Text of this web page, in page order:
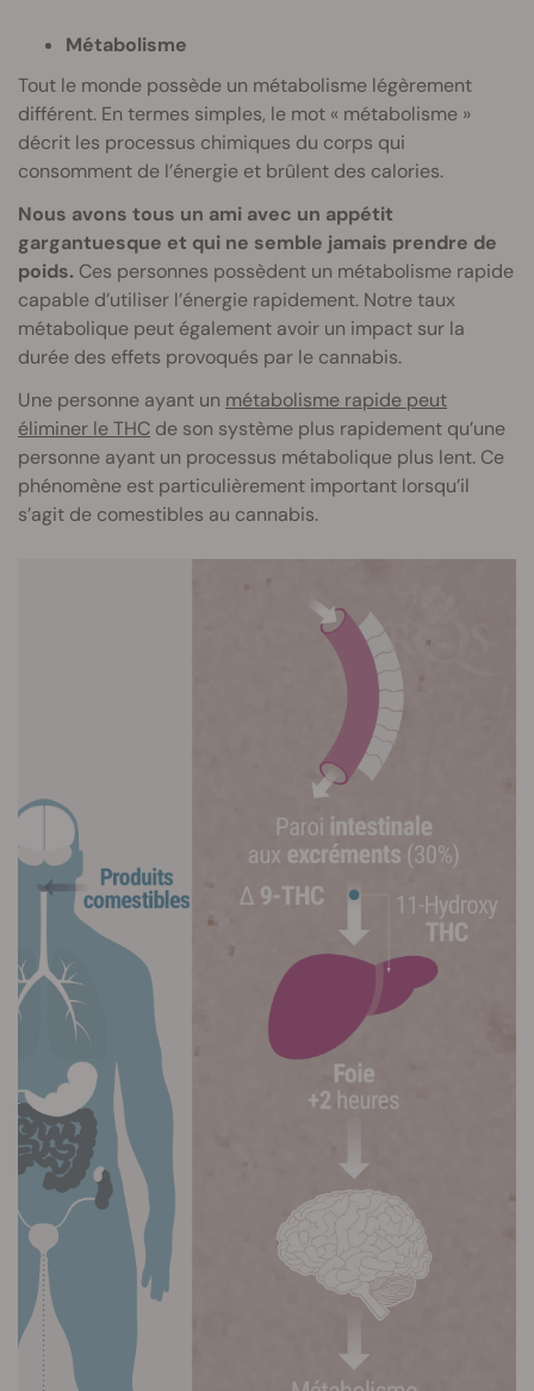
Métabolisme
Tout le monde possède un métabolisme légèrement
différent. En termes simples, le mot « métabolisme »
décrit les processus chimiques du corps qui
consomment de l’énergie et brûlent des calories.
Nous avons tous un ami avec un appétit
gargantuesque et qui ne semble jamais prendre de
poids. Ces personnes possèdent un métabolisme rapide
capable d’utiliser l’énergie rapidement. Notre taux
métabolique peut également avoir un impact sur la
durée des effets provoqués par le cannabis.
Une personne ayant un métabolisme rapide peut
éliminer le THC de son système plus rapidement qu’une
personne ayant un processus métabolique plus lent. Ce
phénomène est particulièrement important lorsqu’il
s’agit de comestibles au cannabis.